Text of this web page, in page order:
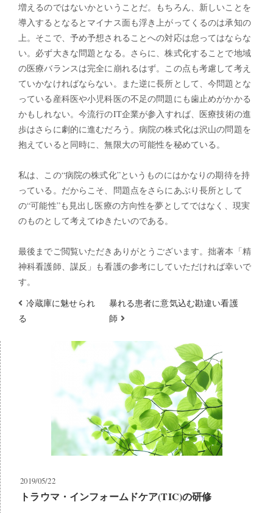
増えるのではないかということだ。もちろん、新しいことを
導入するとなるとマイナス面も浮き上がってくるのは承知の
上。そこで、予め予想されることへの対応は怠ってはならな
い。必ず大きな問題となる。さらに、株式化することで地域
の医療バランスは完全に崩れるはず。この点も考慮して考え
ていかなければならない。また逆に長所として、今問題とな
っている産科医や小児科医の不足の問題にも歯止めがかかる
かもしれない。今流行のIT企業が参入すれば、医療技術の進
歩はさらに劇的に進むだろう。病院の株式化は沢山の問題を
抱えていると同時に、無限大の可能性を秘めている。
私は、この“病院の株式化”というものにはかなりの期待を持
っている。だからこそ、問題点をさらにあぶり長所として
の“可能性”も見出し医療の方向性を夢としてではなく、現実
のものとして考えてゆきたいのである。
最後までご閲覧いただきありがとうございます。拙著本「精
神科看護師、謀反」も看護の参考にしていただければ幸いで
す。
冷蔵庫に魅せられ
る
暴れる患者に意気込む勘違い看護
師
2019/05/22
トラウマ・インフォームドケア(TIC)の研修